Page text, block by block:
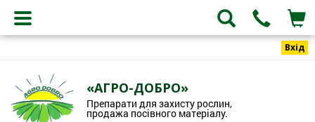
Вхід
«АГРО-ДОБРО»
Препарати для захисту рослин,
продажа посівного матеріалу.